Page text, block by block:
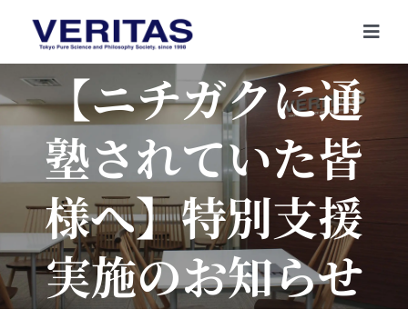
content
【ニチガクに通
塾されていた皆
様へ】特別支援
実施のお知らせ